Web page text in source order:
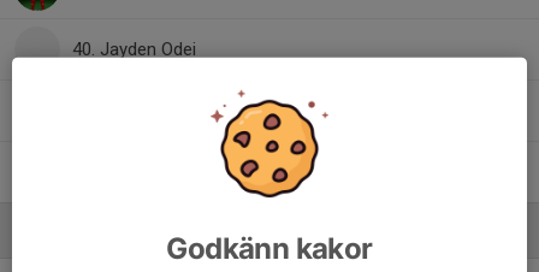
40. Jayden Odei
, PA15
Godkänn kakor